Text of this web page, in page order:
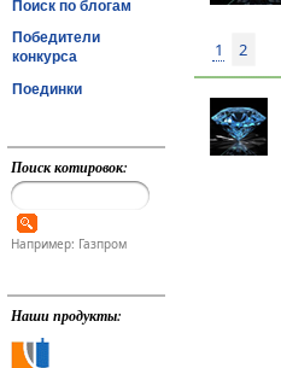
Поиск по блогам
Победители
конкурса
Поединки
Поиск котировок:
Например: Газпром
Наши продукты:
1 2